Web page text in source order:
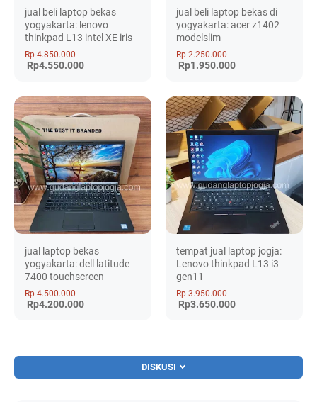
jual beli laptop bekas
yogyakarta: lenovo
thinkpad L13 intel XE iris
Rp 4.850.000
Rp4.550.000
jual beli laptop bekas di
yogyakarta: acer z1402
modelslim
Rp 2.250.000
Rp1.950.000
jual laptop bekas
yogyakarta: dell latitude
7400 touchscreen
Rp 4.500.000
Rp4.200.000
tempat jual laptop jogja:
Lenovo thinkpad L13 i3
gen11
Rp 3.950.000
Rp3.650.000
DISKUSI